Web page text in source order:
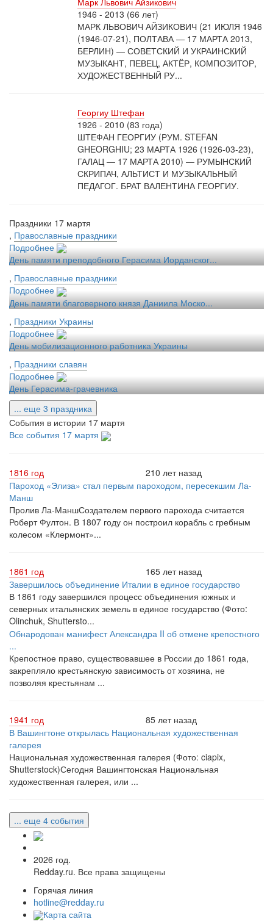
1946 - 2013 (66 лет)
МАРК ЛЬВОВИЧ АЙЗИКОВИЧ (21 ИЮЛЯ 1946
(1946-07-21), ПОЛТАВА — 17 МАРТА 2013,
БЕРЛИН) — СОВЕТСКИЙ И УКРАИНСКИЙ
МУЗЫКАНТ, ПЕВЕЦ, АКТЁР, КОМПОЗИТОР,
ХУДОЖЕСТВЕННЫЙ РУ...
Георгиу Штефан
1926 - 2010 (83 года)
ШТЕФАН ГЕОРГИУ (РУМ. STEFAN
GHEORGHIU; 23 МАРТА 1926 (1926-03-23),
ГАЛАЦ — 17 МАРТА 2010) — РУМЫНСКИЙ
СКРИПАЧ, АЛЬТИСТ И МУЗЫКАЛЬНЫЙ
ПЕДАГОГ. БРАТ ВАЛЕНТИНА ГЕОРГИУ.
Праздники 17 мартя
, Православные праздники
Подробнее
День памяти преподобного Герасима Иорданског...
, Православные праздники
Подробнее
День памяти благоверного князя Даниила Моско...
, Праздники Украины
Подробнее
День мобилизационного работника Украины
, Праздники славян
Подробнее
День Герасима-грачевника
... еще 3 праздника
События в истории 17 мартя
Все события 17 мартя
1816 год
210 лет назад
Пароход «Элиза» стал первым пароходом, пересекшим Ла-
Манш
Пролив Ла-МаншСоздателем первого парохода считается
Роберт Фултон. В 1807 году он построил корабль с гребным
колесом «Клермонт»...
1861 год
165 лет назад
Завершилось объединение Италии в единое государство
В 1861 году завершился процесс объединения южных и
северных итальянских земель в единое государство (Фото:
Olinchuk, Shuttersto...
Обнародован манифест Александра II об отмене крепостного
...
Крепостное право, существовавшее в России до 1861 года,
закрепляло крестьянскую зависимость от хозяина, не
позволяя крестьянам ...
1941 год
85 лет назад
В Вашингтоне открылась Национальная художественная
галерея
Национальная художественная галерея (Фото: ciapix,
Shutterstock)Сегодня Вашингтонская Национальная
художественная галерея, или ...
... еще 4 события
2026 год.
Redday.ru. Все права защищены
Горячая линия
hotline@redday.ru
Карта сайта